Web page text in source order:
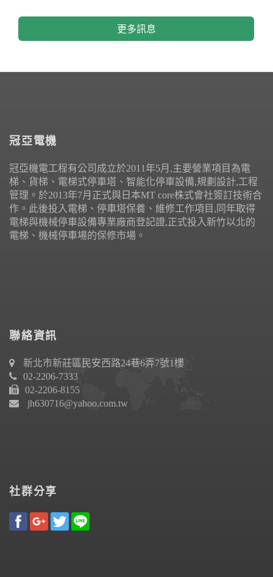
更多訊息
冠亞電機
冠亞機電工程有公司成立於2011年5月,主要營業項目為電
梯、貨梯、電梯式停車塔、智能化停車設備,規劃設計,工程
管理。於2013年7月正式與日本MT core株式會社簽訂技術合
作。此後投入電梯、停車塔保養、維修工作項目,同年取得
電梯與機械停車設備專業廠商登記證,正式投入新竹以北的
電梯、機械停車場的保修市場。
聯絡資訊
新北市新莊區民安西路24巷6弄7號1樓
02-2206-7333
02-2206-8155
jh630716@yahoo.com.tw
社群分享